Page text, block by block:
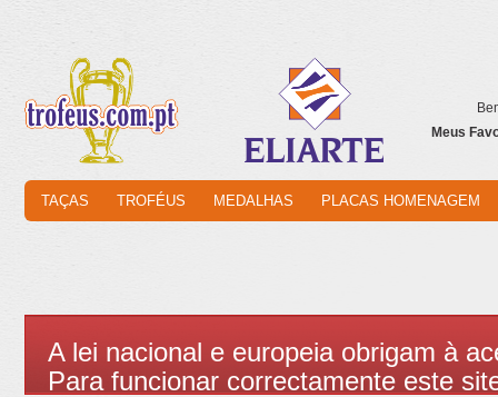
Meus
TAÇAS TROFÉUS MEDALHAS PLACAS HOMENAGEM
A lei nacional e europeia obrigam à
Para funcionar correctamente este